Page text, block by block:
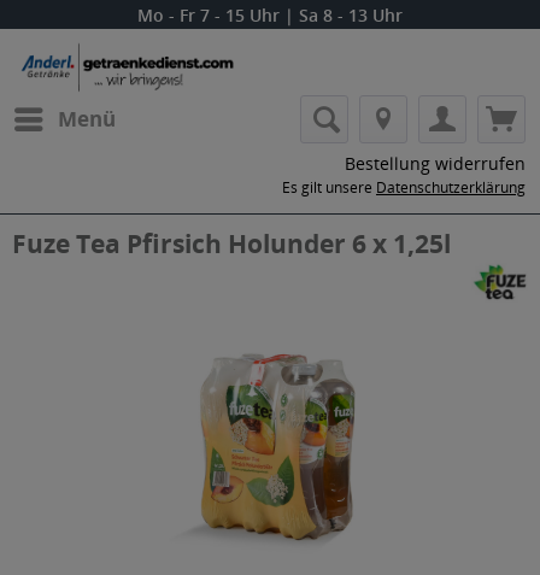
Mo - Fr 7 - 15 Uhr | Sa 8 - 13 Uhr
Menü
Bestellung widerrufen
Es gilt unsere Datenschutzerklärung
Fuze Tea Pfirsich Holunder 6 x 1,25l